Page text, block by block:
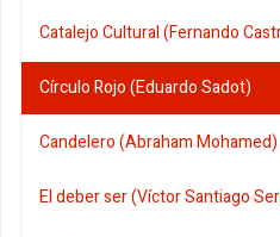
Catalejo Cultural (Fernando
Círculo Rojo (Eduardo Sadot)
Candelero (Abraham Mohamed)
El deber ser (Víctor Santiago